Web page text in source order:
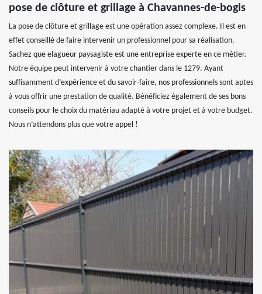
pose de clôture et grillage à Chavannes-de-bogis
La pose de clôture et grillage est une opération assez complexe. Il est en
effet conseillé de faire intervenir un professionnel pour sa réalisation.
Sachez que elagueur paysagiste est une entreprise experte en ce métier.
Notre équipe peut intervenir à votre chantier dans le 1279. Ayant
suffisamment d’expérience et du savoir-faire, nos professionnels sont aptes
à vous offrir une prestation de qualité. Bénéficiez également de ses bons
conseils pour le choix du matériau adapté à votre projet et à votre budget.
Nous n’attendons plus que votre appel !